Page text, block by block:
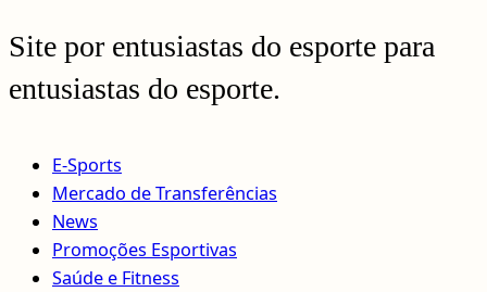
Site por entusiastas do esporte para
entusiastas do esporte.
E-Sports
Mercado de Transferências
News
Promoções Esportivas
Saúde e Fitness